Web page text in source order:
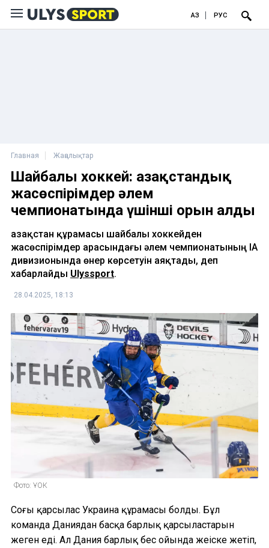
ҚАЗ РУС
Главная Жаңалықтар
Шайбалы хоккей: Қазақстандық
жасөспірімдер әлем
чемпионатында үшінші орын алды
Қазақстан құрамасы шайбалы хоккейден
жасөспірімдер арасындағы әлем чемпионатының ІА
дивизионында өнер көрсетуін аяқтады, деп
хабарлайды Ulyssport.
28.04.2025, 18:13
Фото: ҰОК
Соңғы қарсылас Украина құрамасы болды. Бұл
команда Даниядан басқа барлық қарсыластарын
жеңген еді. Ал Дания барлық бес ойында жеңіске жетіп,